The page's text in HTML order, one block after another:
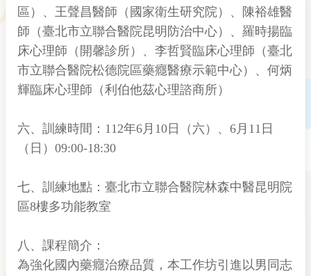
區）、王聲昌醫師（國家衛生研究院）、陳裕雄醫
師（臺北市立聯合醫院昆明防治中心）、羅時揚臨
床心理師（開馨診所）、李哲賢臨床心理師（臺北
市立聯合醫院松德院區藥癮醫療示範中心）、何炳
輝臨床心理師（利伯他茲心理諮商所）
六、訓練時間：112年6月10日（六）、6月11日
（日）09:00-18:30
七、訓練地點：臺北市立聯合醫院林森中醫昆明院
區8樓多功能教室
八、課程簡介：
為強化國內藥癮治療品質，本工作坊引進以男同志